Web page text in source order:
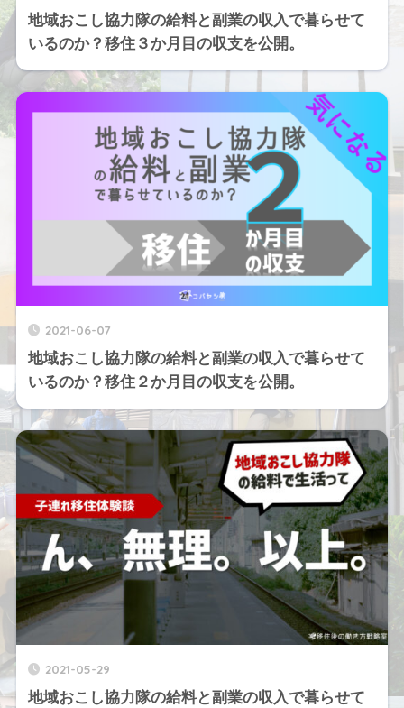
地域おこし協力隊の給料と副業の収入で暮らせて
いるのか？移住３か月目の収支を公開。
2021-06-07
地域おこし協力隊の給料と副業の収入で暮らせて
いるのか？移住２か月目の収支を公開。
2021-05-29
地域おこし協力隊の給料と副業の収入で暮らせて